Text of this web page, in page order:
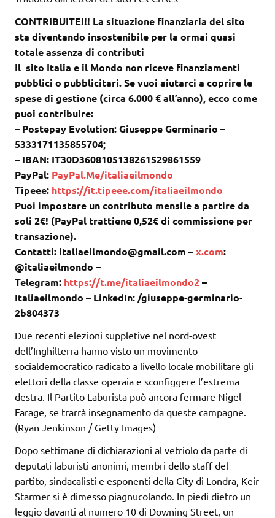
CONTRIBUITE!!! La situazione finanziaria del sito
sta diventando insostenibile per la ormai quasi
totale assenza di contributi
Il sito Italia e il Mondo non riceve finanziamenti
pubblici o pubblicitari. Se vuoi aiutarci a coprire le
spese di gestione (circa 6.000 € all’anno), ecco come
puoi contribuire:
– Postepay Evolution: Giuseppe Germinario –
5333171135855704;
– IBAN: IT30D3608105138261529861559
PayPal: PayPal.Me/italiaeilmondo
Tipeee: https://it.tipeee.com/italiaeilmondo
Puoi impostare un contributo mensile a partire da
soli 2€! (PayPal trattiene 0,52€ di commissione per
transazione).
Contatti: italiaeilmondo@gmail.com –x.com:
@italiaeilmondo –
Telegram: https://t.me/italiaeilmondo2–
Italiaeilmondo – LinkedIn: /giuseppe-germinario-
2b804373
Due recenti elezioni suppletive nel nord-ovest
dell’Inghilterra hanno visto un movimento
socialdemocratico radicato a livello locale mobilitare gli
elettori della classe operaia e sconfiggere l’estrema
destra. Il Partito Laburista può ancora fermare Nigel
Farage, se trarrà insegnamento da queste campagne.
(Ryan Jenkinson / Getty Images)
Dopo settimane di dichiarazioni al vetriolo da parte di
deputati laburisti anonimi, membri dello staff del
partito, sindacalisti e esponenti della City di Londra, Keir
Starmer si è dimesso piagnucolando. In piedi dietro un
leggio davanti al numero 10 di Downing Street, un